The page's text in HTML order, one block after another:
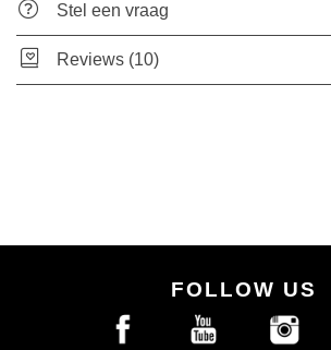
Stel een vraag
Reviews (10)
FOLLOW US